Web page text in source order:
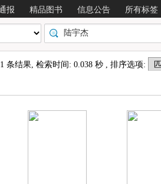
报 精品图书 信息公告 所有标签
条结果, 检索时间: 0.038 秒 , 排序选项: